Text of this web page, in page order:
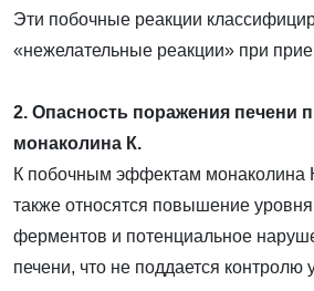
Эти побочные реакции
«нежелательные реакции» при
2. Опасность поражения печени
монаколина К.
К побочным эффектам монаколина
также относятся повышение
ферментов и потенциальное
печени, что не поддается контролю